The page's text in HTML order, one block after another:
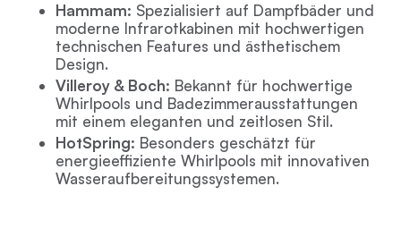
Hammam: Spezialisiert auf Dampfbäder und
moderne Infrarotkabinen mit hochwertigen
technischen Features und ästhetischem
Design.
Villeroy & Boch: Bekannt für hochwertige
Whirlpools und Badezimmerausstattungen
mit einem eleganten und zeitlosen Stil.
HotSpring: Besonders geschätzt für
energieeffiziente Whirlpools mit innovativen
Wasseraufbereitungssystemen.